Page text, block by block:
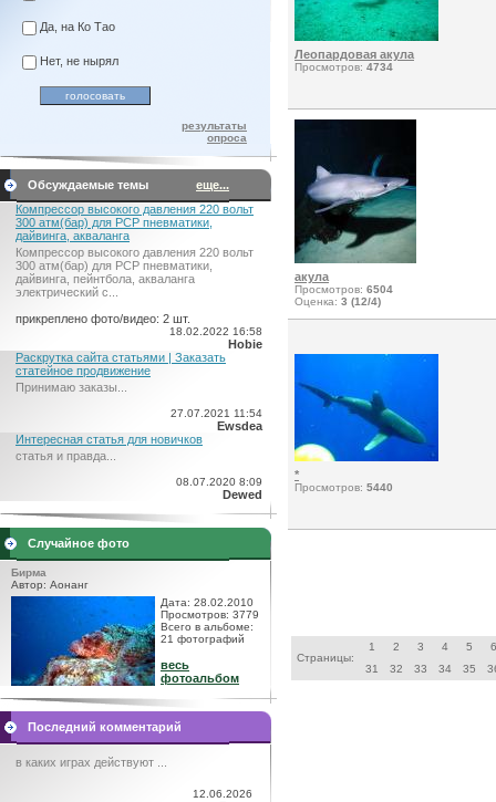
Да, на Ко Тао
Нет, не нырял
результаты
опроса
Обсуждаемые темы
еще...
Компрессор высокого давления 220 вольт
300 атм(бар) для PCP пневматики,
дайвинга, акваланга
Компрессор высокого давления 220 вольт
300 атм(бар) для PCP пневматики,
дайвинга, пейнтбола, акваланга
электрический c...
прикреплено фото/видео: 2 шт.
18.02.2022 16:58
Hobie
Раскрутка сайта статьями | Заказать
статейное продвижение
Принимаю заказы...
27.07.2021 11:54
Ewsdea
Интересная статья для новичков
статья и правда...
08.07.2020 8:09
Dewed
Случайное фото
Бирма
Автор: Аонанг
Дата: 28.02.2010
Просмотров: 3779
Всего в альбоме:
21 фотографий
весь
фотоальбом
Последний комментарий
в каких играх действуют ...
12.06.2026
Леопардовая акула
Просмотров: 4734
акула
Просмотров: 6504
Оценка: 3 (12/4)
*
Просмотров: 5440
Страницы:
1 2 3 4 5
6
31
32 33 34 35